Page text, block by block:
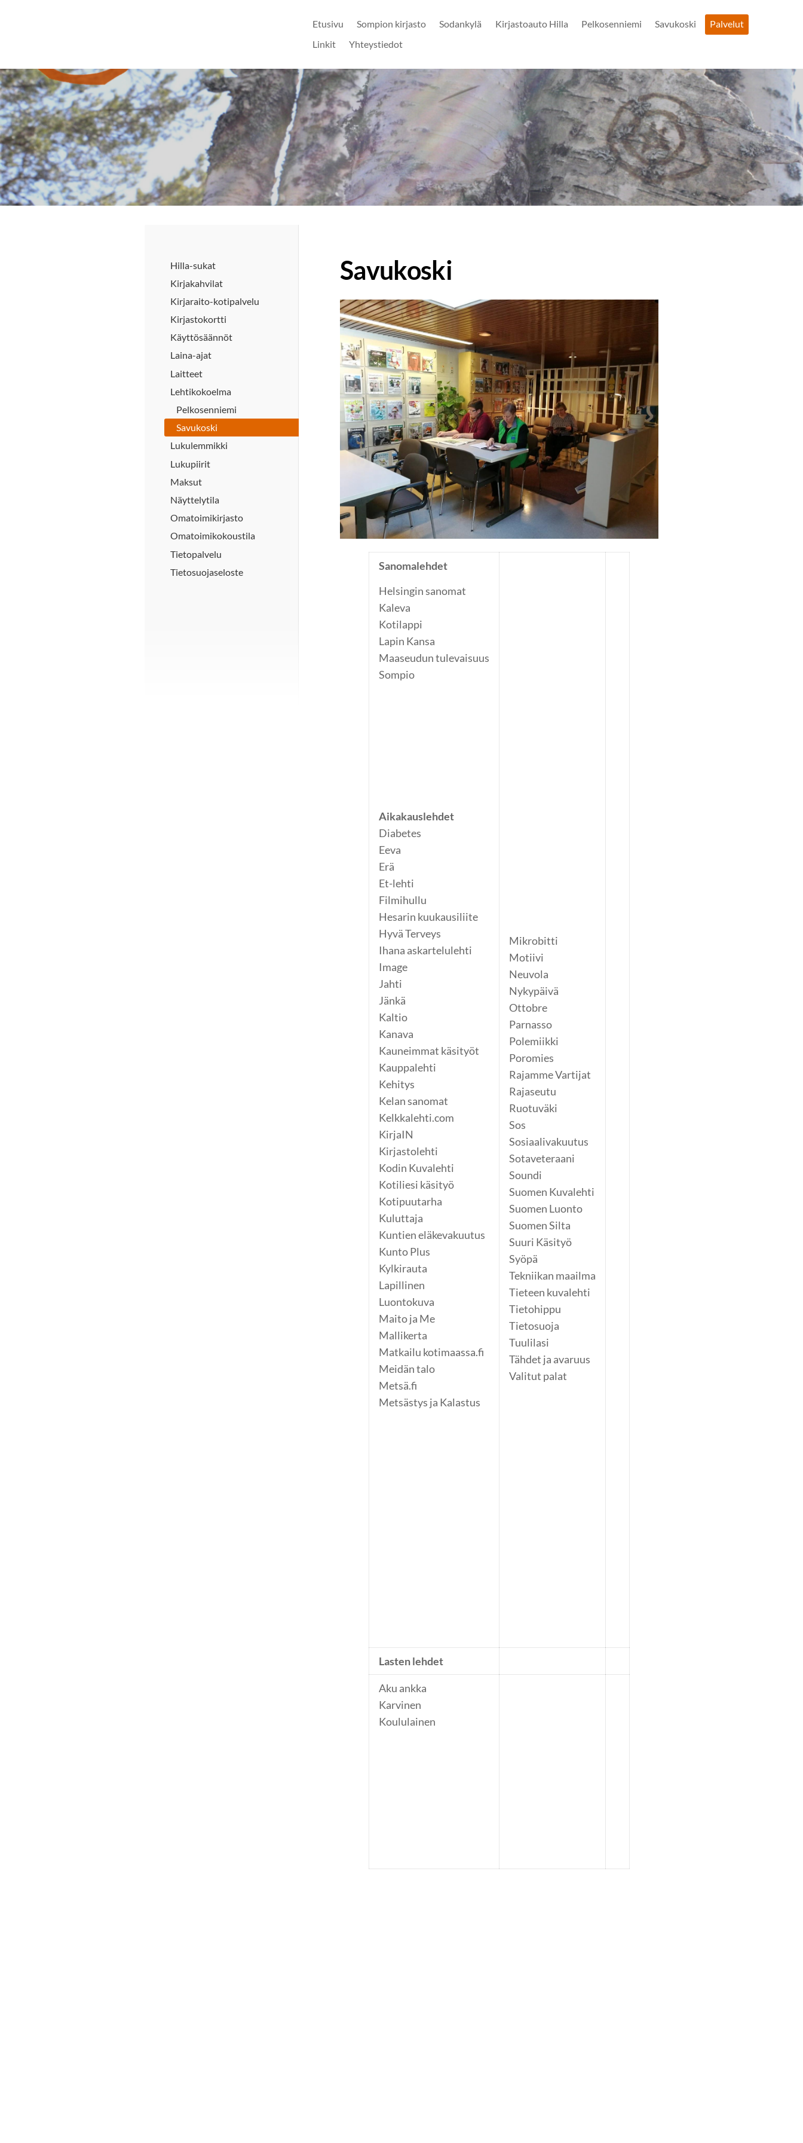
Etusivu Sompion kirjasto Sodankylä Kirjastoauto Hilla Pelkosenniemi Savukoski
Palvelut
Linkit
Yhteystiedot
Hilla-sukat
Kirjakahvilat
Kirjaraito-kotipalvelu
Kirjastokortti
Käyttösäännöt
Laina-ajat
Laitteet
Lehtikokoelma
Pelkosenniemi
Savukoski
Lukulemmikki
Lukupiirit
Maksut
Näyttelytila
Omatoimikirjasto
Omatoimikokoustila
Tietopalvelu
Tietosuojaseloste
Savukoski
Sanomalehdet
Helsingin sanomat
Kaleva
Kotilappi
Lapin Kansa
Maaseudun tulevaisuus
Sompio
Aikakauslehdet
Diabetes
Eeva
Erä
Et-lehti
Filmihullu
Hesarin kuukausiliite
Hyvä Terveys
Ihana askartelulehti
Image
Jahti
Jänkä
Kaltio
Kanava
Kauneimmat käsityöt
Kauppalehti
Kehitys
Kelan sanomat
Kelkkalehti.com
KirjaIN
Kirjastolehti
Kodin Kuvalehti
Kotiliesi käsityö
Kotipuutarha
Kuluttaja
Kuntien eläkevakuutus
Kunto Plus
Kylkirauta
Lapillinen
Luontokuva
Maito ja Me
Mallikerta
Matkailu kotimaassa.fi
Meidän talo
Metsä.fi
Metsästys ja Kalastus
Mikrobitti
Motiivi
Neuvola
Nykypäivä
Ottobre
Parnasso
Polemiikki
Poromies
Rajamme Vartijat
Rajaseutu
Ruotuväki
Sos
Sosiaalivakuutus
Sotaveteraani
Soundi
Suomen Kuvalehti
Suomen Luonto
Suomen Silta
Suuri Käsityö
Syöpä
Tekniikan maailma
Tieteen kuvalehti
Tietohippu
Tietosuoja
Tuulilasi
Tähdet ja avaruus
Valitut palat
Lasten lehdet
Aku ankka
Karvinen
Koululainen